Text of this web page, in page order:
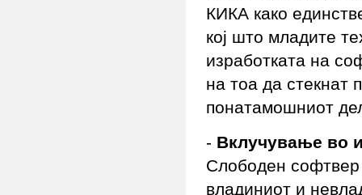
КИКА како
кој што младите
изработката на
на тоа да стекнат
понатамошниот
- Вклучување во
Слободен софтвер
владиниот и